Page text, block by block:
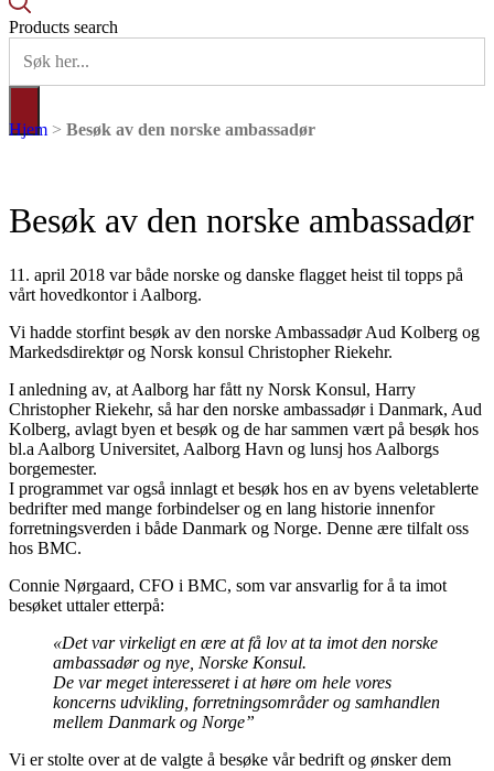
Products search
Hjem > Besøk av den norske ambassadør
Besøk av den norske ambassadør
11. april 2018 var både norske og danske flagget heist til topps på
vårt hovedkontor i Aalborg.
Vi hadde storfint besøk av den norske Ambassadør Aud Kolberg og
Markedsdirektør og Norsk konsul Christopher Riekehr.
I anledning av, at Aalborg har fått ny Norsk Konsul, Harry
Christopher Riekehr, så har den norske ambassadør i Danmark, Aud
Kolberg, avlagt byen et besøk og de har sammen vært på besøk hos
bl.a Aalborg Universitet, Aalborg Havn og lunsj hos Aalborgs
borgemester.
I programmet var også innlagt et besøk hos en av byens veletablerte
bedrifter med mange forbindelser og en lang historie innenfor
forretningsverden i både Danmark og Norge. Denne ære tilfalt oss
hos BMC.
Connie Nørgaard, CFO i BMC, som var ansvarlig for å ta imot
besøket uttaler etterpå:
«Det var virkeligt en ære at få lov at ta imot den norske
ambassadør og nye, Norske Konsul.
De var meget interesseret i at høre om hele vores
koncerns udvikling, forretningsområder og samhandlen
mellem Danmark og Norge”
Vi er stolte over at de valgte å besøke vår bedrift og ønsker dem